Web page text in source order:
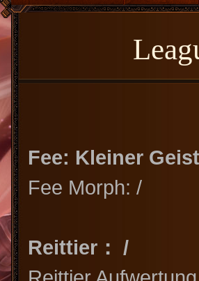
Fee: Kleiner Geist
Fee Morph: /
Reittier： /